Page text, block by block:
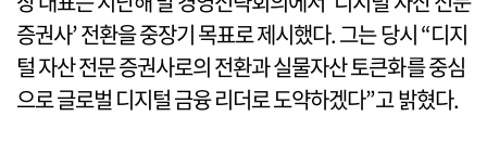
증권사’ 전환을 중장기 목표로 제시했다. 그는 당시 “디지
털 자산 전문 증권사로의 전환과 실물자산 토큰화를 중심
으로 글로벌 디지털 금융 리더로 도약하겠다”고 밝혔다.